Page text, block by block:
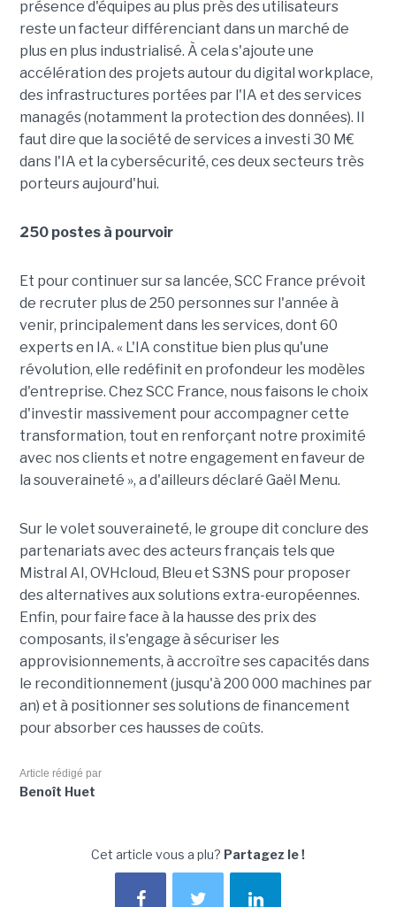
présence d'équipes au plus près des utilisateurs
reste un facteur différenciant dans un marché de
plus en plus industrialisé. À cela s'ajoute une
accélération des projets autour du digital workplace,
des infrastructures portées par l'IA et des services
managés (notamment la protection des données). Il
faut dire que la société de services a investi 30 M€
dans l'IA et la cybersécurité, ces deux secteurs très
porteurs aujourd'hui.
250 postes à pourvoir
Et pour continuer sur sa lancée, SCC France prévoit
de recruter plus de 250 personnes sur l'année à
venir, principalement dans les services, dont 60
experts en IA. « L'IA constitue bien plus qu'une
révolution, elle redéfinit en profondeur les modèles
d'entreprise. Chez SCC France, nous faisons le choix
d'investir massivement pour accompagner cette
transformation, tout en renforçant notre proximité
avec nos clients et notre engagement en faveur de
la souveraineté », a d'ailleurs déclaré Gaël Menu.
Sur le volet souveraineté, le groupe dit conclure des
partenariats avec des acteurs français tels que
Mistral AI, OVHcloud, Bleu et S3NS pour proposer
des alternatives aux solutions extra-européennes.
Enfin, pour faire face à la hausse des prix des
composants, il s'engage à sécuriser les
approvisionnements, à accroître ses capacités dans
le reconditionnement (jusqu'à 200 000 machines par
an) et à positionner ses solutions de financement
pour absorber ces hausses de coûts.
Article rédigé par
Benoît Huet
Cet article vous a plu? Partagez le !